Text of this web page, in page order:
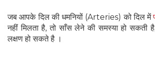
जब आपके दिल की धमनियों (Arteries) को दिल में
नहीं मिलता है, तो साँस लेने की समस्या हो सकती
लक्षण हो सकते है ।